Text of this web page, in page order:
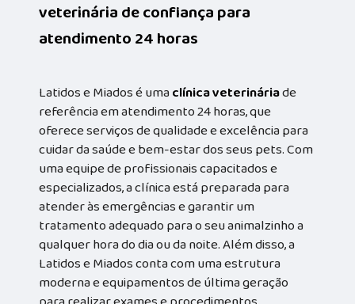
veterinária de confiança para
atendimento 24 horas
Latidos e Miados é umaclínica veterináriade
referência em atendimento 24 horas, que
oferece serviços de qualidade e excelência para
cuidar da saúde e bem-estar dos seus pets. Com
uma equipe de profissionais capacitados e
especializados, a clínica está preparada para
atender às emergências e garantir um
tratamento adequado para o seu animalzinho a
qualquer hora do dia ou da noite. Além disso, a
Latidos e Miados conta com uma estrutura
moderna e equipamentos de última geração